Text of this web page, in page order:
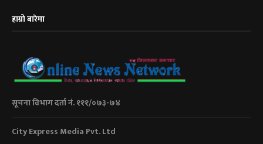
हाम्रो बारेमा
सूचना विभाग दर्ता नं. १११/०७३-७४
City Express Media Pvt. Ltd